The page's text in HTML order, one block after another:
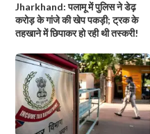
Jharkhand: पलामू में पुलिस ने डेढ़
करोड़ के गांजे की खेप पकड़ी; ट्रक के
तहखाने में छिपाकर हो रही थी तस्करी!